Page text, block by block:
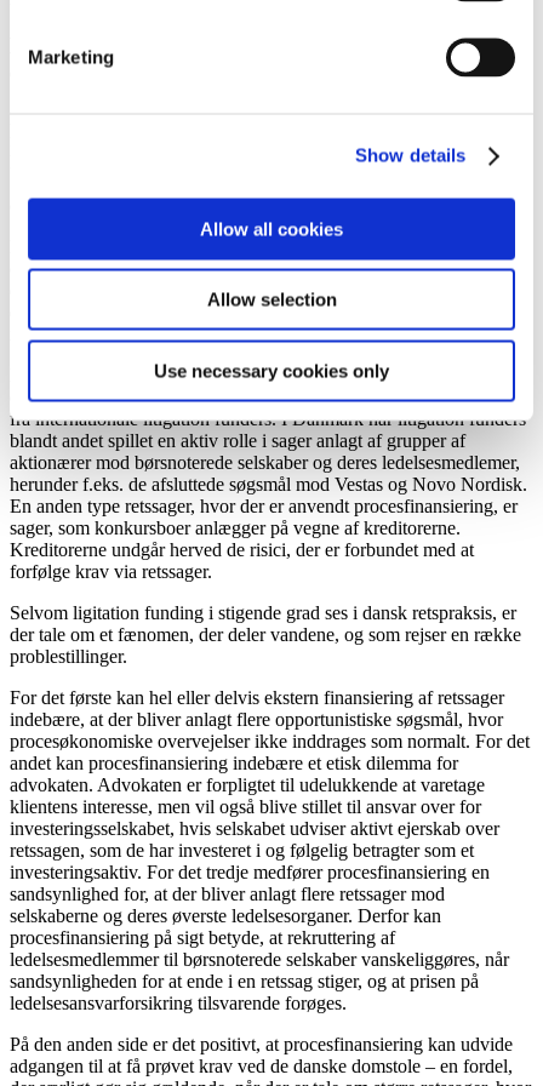
Marketing
Show details
Allow all cookies
Allow selection
Use necessary cookies only
Litigation Funding i Danmark – Access to Justice
eller spekulative retssager?
Dette er et velkendt fænomen i udlandet, herunder særligt USA og
op for det danske marked.
og -selskaber finansierer søgsmål for andre mod at få andel i den
erstatningssum, som tildeles sagsøgerne, hvis de får medhold ved
domstolene. Retssagerne bliver således anskuet som et
investeringsaktiv med mulighed for store afkast.
Det er ofte større sager, hvor både behovet for ekstern finansiering
og muligheden for en stor erstatning er størst, at der ses en interesse
fra internationale litigation funders. I Danmark har litigation funders
blandt andet spillet en aktiv rolle i sager anlagt af grupper af
aktionærer mod børsnoterede selskaber og deres ledelsesmedlemer,
herunder f.eks. de afsluttede søgsmål mod Vestas og Novo Nordisk.
En anden type retssager, hvor der er anvendt procesfinansiering, er
sager, som konkursboer anlægger på vegne af kreditorerne.
Kreditorerne undgår herved de risici, der er forbundet med at
forfølge krav via retssager.
Selvom ligitation funding i stigende grad ses i dansk retspraksis, er
der tale om et fænomen, der deler vandene, og som rejser en række
problestillinger.
For det første kan hel eller delvis ekstern finansiering af retssager
indebære, at der bliver anlagt flere opportunistiske søgsmål, hvor
procesøkonomiske overvejelser ikke inddrages som normalt. For det
andet kan procesfinansiering indebære et etisk dilemma for
advokaten. Advokaten er forpligtet til udelukkende at varetage
klientens interesse, men vil også blive stillet til ansvar over for
investeringsselskabet, hvis selskabet udviser aktivt ejerskab over
retssagen, som de har investeret i og følgelig betragter som et
investeringsaktiv. For det tredje medfører procesfinansiering en
sandsynlighed for, at der bliver anlagt flere retssager mod
selskaberne og deres øverste ledelsesorganer. Derfor kan
procesfinansiering på sigt betyde, at rekruttering af
ledelsesmedlemmer til børsnoterede selskaber vanskeliggøres, når
sandsynligheden for at ende i en retssag stiger, og at prisen på
ledelsesansvarforsikring tilsvarende forøges.
På den anden side er det positivt, at procesfinansiering kan udvide
adgangen til at få prøvet krav ved de danske domstole – en fordel,